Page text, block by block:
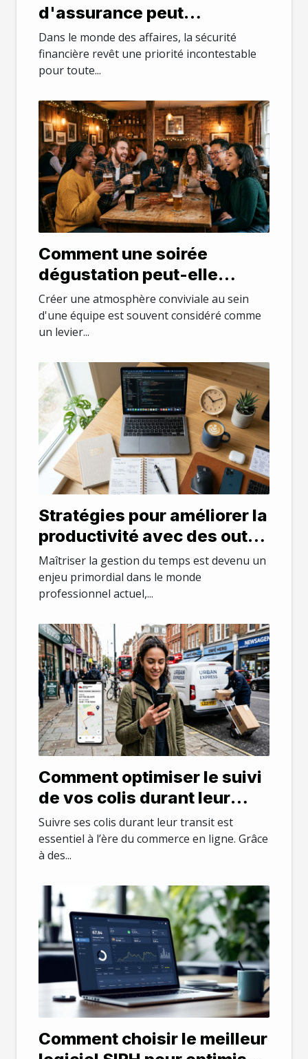
d'assurance peut
transformer la sécurité
financière de votre
entreprise ?
Dans le monde des affaires, la sécurité
financière revêt une priorité incontestable
pour toute...
Comment une soirée
dégustation peut-elle
booster la cohésion
d'équipe ?
Créer une atmosphère conviviale au sein
d'une équipe est souvent considéré comme
un levier...
Stratégies pour améliorer la
productivité avec des outils
de gestion du temps
Maîtriser la gestion du temps est devenu un
enjeu primordial dans le monde
professionnel actuel,...
Comment optimiser le suivi
de vos colis durant leur
transit ?
Suivre ses colis durant leur transit est
essentiel à l’ère du commerce en ligne. Grâce
à des...
Comment choisir le meilleur